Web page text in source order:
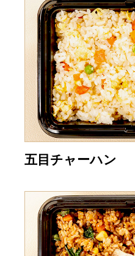
五目チャーハン